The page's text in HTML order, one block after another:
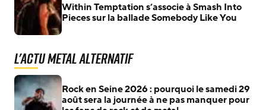
Within Temptation s’associe à Smash Into
Pieces sur la ballade Somebody Like You
L'actu Metal Alternatif
Rock en Seine 2026 : pourquoi le samedi 29
août sera la journée à ne pas manquer pour